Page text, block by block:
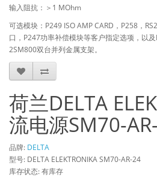
输入阻抗：＞ 1 MOhm
可选模块： P249 ISO AMP CARD ， P258 ，
口， P247功率补偿模块等客户指定选项，以及
2SM800双台并列金属支架。
荷兰DELTA
流电源SM70-
品牌: DELTA
型号: DELTA ELEKTRONIKA SM70-AR-24
库存状态: 有库存